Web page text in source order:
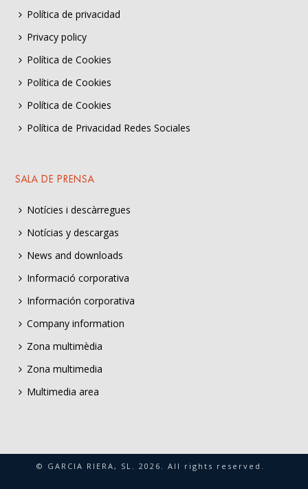
Política de privacidad
Privacy policy
Política de Cookies
Política de Cookies
Política de Cookies
Política de Privacidad Redes Sociales
SALA DE PRENSA
Notícies i descàrregues
Notícias y descargas
News and downloads
Informació corporativa
Información corporativa
Company information
Zona multimèdia
Zona multimedia
Multimedia area
© GARCIA RIERA, SL. 2026 . All rights reserved.